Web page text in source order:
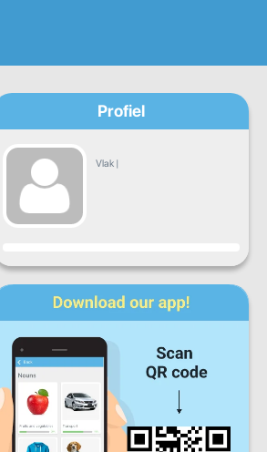
Profiel
Vlak |
Vordering
Maan Woens Don
Sat Son